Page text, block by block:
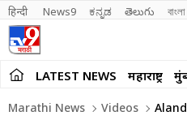
हिन्दी News9 ಕನ್ನಡ తెలుగు বাংলা
LATEST NEWS महाराष्ट्र
Marathi News Videos